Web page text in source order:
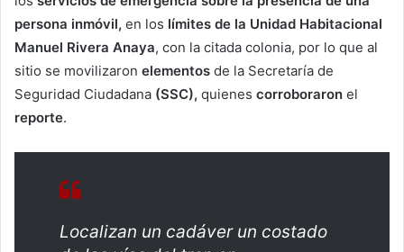
persona inmóvil, en los límites de la Unidad Habitacional
Manuel Rivera Anaya, con la citada colonia, por lo que al
sitio se movilizaron elementos de la Secretaría de
Seguridad Ciudadana (SSC), quienes corroboraron el
reporte.
Localizan un cadáver un costado